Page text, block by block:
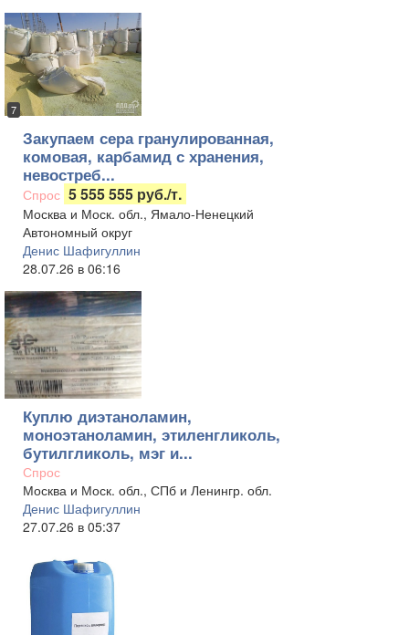
7
Закупаем сера гранулированная,
комовая, карбамид с хранения,
невостреб...
Спрос 5 555 555 руб./т.
Москва и Моск. обл., Ямало-Ненецкий
Автономный округ
Денис Шафигуллин
28.07.26 в 06:16
Куплю диэтаноламин,
моноэтаноламин, этиленгликоль,
бутилгликоль, мэг и...
Спрос
Москва и Моск. обл., СПб и Ленингр. обл.
Денис Шафигуллин
27.07.26 в 05:37